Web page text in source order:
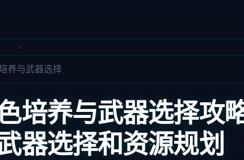
养与武器选择
培养与武器选择攻
器选择和资源规划